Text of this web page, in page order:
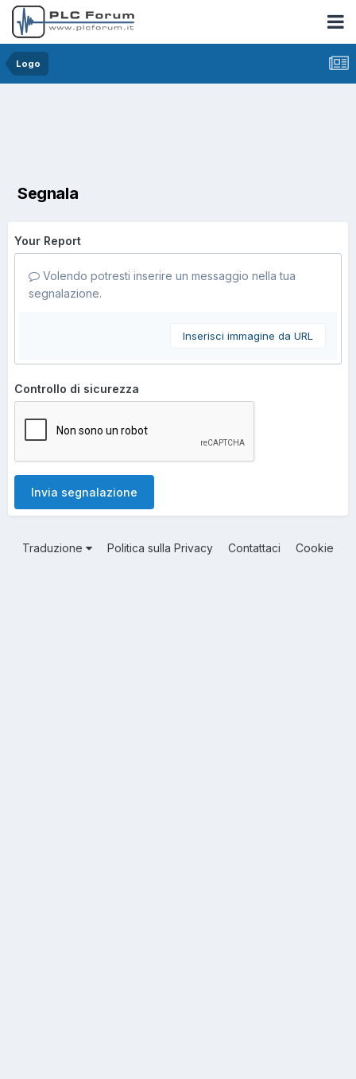
Logo
Segnala
Your Report
Volendo potresti inserire un messaggio nella tua
segnalazione.
Inserisci immagine da URL
Controllo di sicurezza
Invia segnalazione
Traduzione Politica sulla Privacy Contattaci Cookie